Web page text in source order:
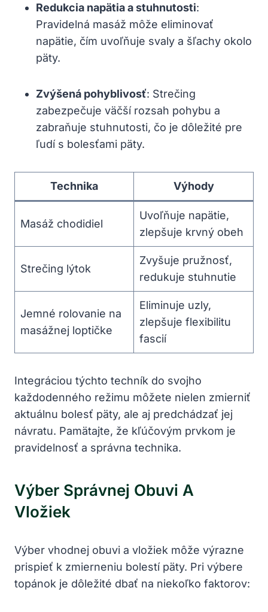
Redukcia napätia a stuhnutosti:
Pravidelná masáž môže eliminovať
napätie, čím uvoľňuje svaly a šľachy okolo
päty.
Zvýšená pohyblivosť: Strečing
zabezpečuje väčší rozsah pohybu a
zabraňuje stuhnutosti, čo je dôležité pre
ľudí s bolesťami päty.
Technika Výhody
Masáž chodidiel
Uvoľňuje napätie,
zlepšuje krvný obeh
Strečing lýtok
Zvyšuje pružnosť,
redukuje stuhnutie
Jemné rolovanie na
masážnej loptičke
Eliminuje uzly,
zlepšuje flexibilitu
fascií
Integráciou týchto techník do svojho
každodenného režimu môžete nielen zmierniť
aktuálnu bolesť päty, ale aj predchádzať jej
návratu. Pamätajte, že kľúčovým prvkom je
pravidelnosť a správna technika.
Výber Správnej Obuvi A
Vložiek
Výber vhodnej obuvi a vložiek môže výrazne
prispieť k zmierneniu bolestí päty. Pri výbere
topánok je dôležité dbať na niekoľko faktorov: